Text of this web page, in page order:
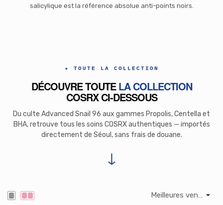
salicylique est la référence absolue anti-points noirs.
★ TOUTE LA COLLECTION
DÉCOUVRE TOUTELA COLLECTION
COSRX CI-DESSOUS
Du culte Advanced Snail 96 aux gammes Propolis, Centella et
BHA, retrouve tous les soins COSRX authentiques — importés
directement de Séoul, sans frais de douane.
↓